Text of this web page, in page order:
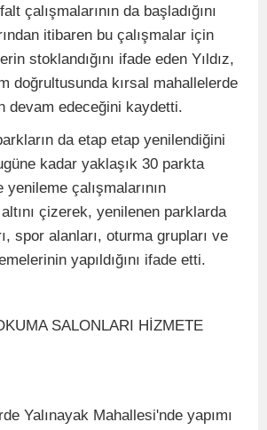
çalışmalarının da başladığını
itibaren bu çalışmalar için
stoklandığını ifade eden Yıldız,
doğrultusunda kırsal mahallelerde
devam edeceğini kaydetti.
da etap etap yenilendiğini
kadar yaklaşık 30 parkta
yenileme çalışmalarının
altını çizerek, yenilenen parklarda
spor alanları, oturma grupları ve
yapıldığını ifade etti.
SALONLARI HİZMETE
Yalınayak Mahallesi'nde yapımı